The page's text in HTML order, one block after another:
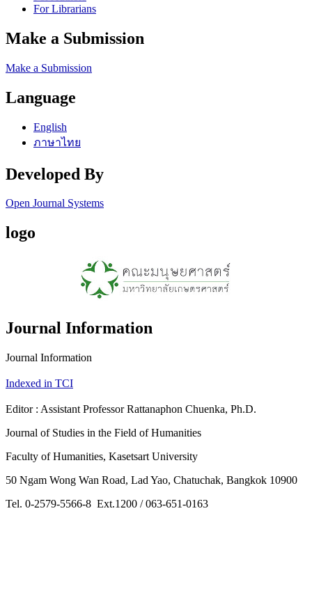
For Librarians
Make a Submission
Make a Submission
Language
English
ภาษาไทย
Developed By
Open Journal Systems
logo
Journal Information
Journal Information
Indexed in TCI
Editor : Assistant Professor Rattanaphon Chuenka, Ph.D.
Journal of Studies in the Field of Humanities
Faculty of Humanities, Kasetsart University
50 Ngam Wong Wan Road, Lad Yao, Chatuchak, Bangkok 10900
Tel. 0-2579-5566-8 Ext.1200 / 063-651-0163